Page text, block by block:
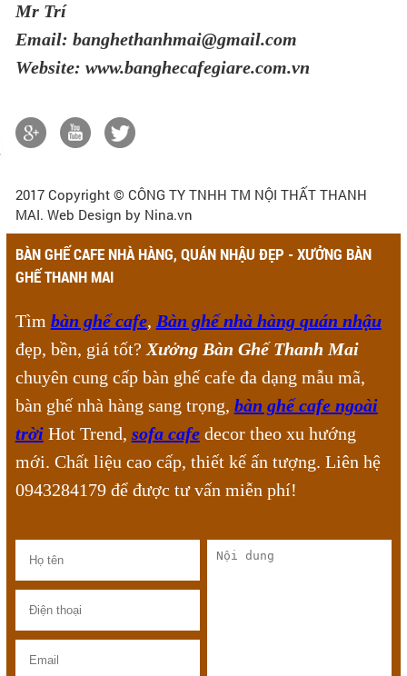
Mr Trí
Email: banghethanhmai@gmail.com
Website: www.banghecafegiare.com.vn
2017 Copyright © CÔNG TY TNHH TM NỘI THẤT THANH
MAI. Web Design by Nina.vn
BÀN GHẾ CAFE NHÀ HÀNG, QUÁN NHẬU ĐẸP - XƯỞNG BÀN
GHẾ THANH MAI
Tìm bàn ghế cafe, Bàn ghế nhà hàng quán nhậu
đẹp, bền, giá tốt? Xưởng Bàn Ghế Thanh Mai
chuyên cung cấp bàn ghế cafe đa dạng mẫu mã,
bàn ghế nhà hàng sang trọng, bàn ghế cafe ngoài
trờiHot Trend, sofa cafedecor theo xu hướng
mới. Chất liệu cao cấp, thiết kế ấn tượng. Liên hệ
0943284179 để được tư vấn miễn phí!